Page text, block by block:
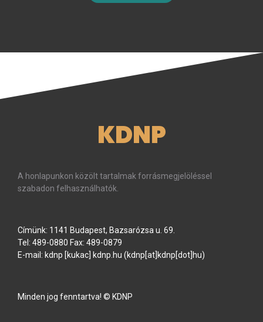
KDNP
A honlapunkon közölt tartalmak forrásmegjelöléssel
szabadon felhasználhatók.
Címünk: 1141 Budapest, Bazsarózsa u. 69.
Tel: 489-0880 Fax: 489-0879
E-mail: kdnp [kukac] kdnp.hu (kdnp[at]kdnp[dot]hu)
Minden jog fenntartva! © KDNP